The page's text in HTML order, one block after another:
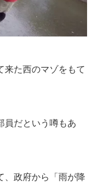
来た西のマゾをもて
員だという噂もあ
、政府から「雨が降